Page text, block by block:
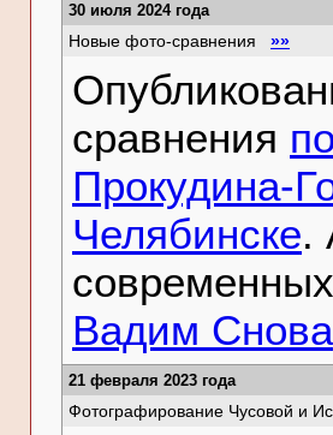
30 июля 2024 года
Новые фото-сравнения »»
сравнения
Прокудина-
Челябинске.
Вадим Снова
21 февраля 2023 года
Фотографирование Чусовой и